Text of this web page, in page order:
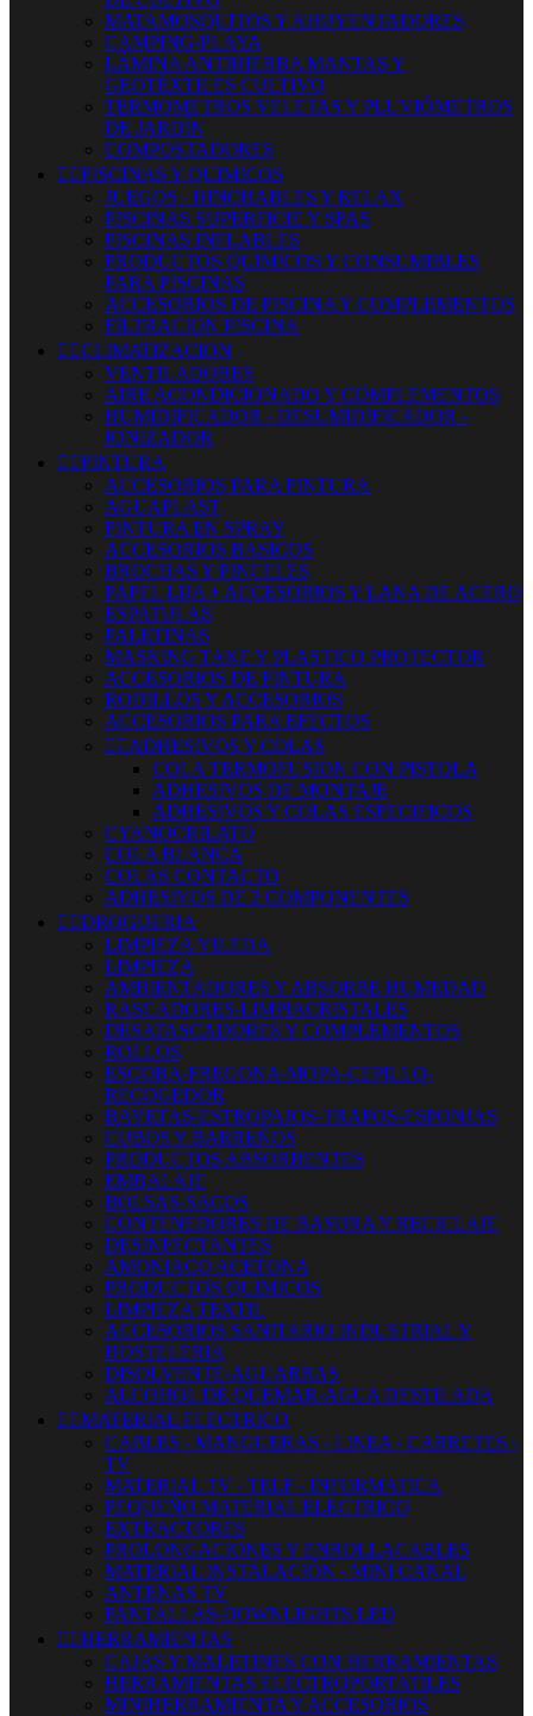
MATAMOSQUITOS Y AHUYENTADORES
CAMPING-PLAYA
LÁMINA ANTIHIERBA MANTAS Y
GEOTÉXTILES CULTIVO
TERMOMETROS VELETAS Y PLUVIÓMETROS
DE JARDÍN
COMPOSTADORES
 PISCINAS Y QUIMICOS
JUEGOS - HINCHABLES Y RELAX
PISCINAS SUPERFICIE Y SPAS
PISCINAS INFLABLES
PRODUCTOS QUIMICOS Y CONSUMIBLES
PARA PISCINAS
ACCESORIOS DE PISCINA Y COMPLEMENTOS
FILTRACION PISCINA
 CLIMATIZACION
VENTILADORES
AIRE ACONDICIONADO Y COMPLEMENTOS
HUMIDIFICADOR - DESUMIDIFICADOR -
IONIZADOR
 PINTURA
ACCESORIOS PARA PINTURA
AGUAPLAST
PINTURA EN SPRAY
ACCESORIOS BASICOS
BROCHAS Y PINCELES
PAPEL LIJA + ACCESORIOS Y LANA DE ACERO
ESPATULAS
PALETINAS
MASKING TAKE Y PLASTICO PROTECTOR
ACCESORIOS DE PINTURA
RODILLOS Y ACCESORIOS
ACCESORIOS PARA EFECTOS
 ADHESIVOS Y COLAS
COLA TERMOFUSION CON PISTOLA
ADHESIVOS DE MONTAJE
ADHESIVOS Y COLAS ESPECIFICOS
CYANOCRILATO
COLA BLANCA
COLAS CONTACTO
ADHESIVOS DE 2 COMPONENTES
 DROGUERIA
LIMPIEZA VILEDA
LIMPIEZA
AMBIENTADORES Y ABSORBE HUMEDAD
RASCADORES-LIMPIACRISTALES
DESATASCADORES Y COMPLEMENTOS
ROLLOS
ESCOBA-FREGONA-MOPA-CEPILLO-
RECOGEDOR
BAYETAS-ESTROPAJOS-TRAPOS-ESPONJAS
CUBOS Y BARREÑOS
PRODUCTOS ABSORBENTES
EMBALAJE
BOLSAS-SACOS
CONTENEDORES DE BASURA Y RECICLAJE
DESINFECTANTES
AMONIACO ACETONA
PRODUCTOS QUIMICOS
LIMPIEZA TEXTIL
ACCESORIOS SANITARIO INDUSTRIAL Y
HOSTELERIA
DISOLVENTE-AGUARRAS
ALCOHOL DE QUEMAR-AGUA DESTILADA
 MATERIAL ELECTRICO
CABLES - MANGUERAS - LINEA - CARRETES -
TV
MATERIAL TV - TELF - INFORMATICA
PEQUEÑO MATERIAL ELECTRICO
EXTRACTORES
PROLONGACIONES Y ENROLLACABLES
MATERIAL INSTALACIÓN - MINI CANAL
ANTENAS TV
PANTALLAS-DOWNLIGHTS LED
 HERRAMIENTAS
CAJAS Y MALETINES CON HERRAMIENTAS
HERRAMIENTAS ELECTROPORTATILES
MINIHERRAMIENTA Y ACCESORIOS